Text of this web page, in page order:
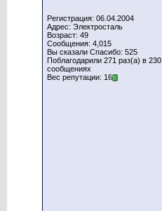
Регистрация: 06.04.2004
Адрес: Электросталь
Возраст: 49
Сообщения: 4,015
Вы сказали Спасибо: 525
Поблагодарили 271 раз(а) в 230
сообщениях
Вес репутации: 16